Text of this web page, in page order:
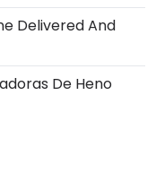
Delivered And
De Heno